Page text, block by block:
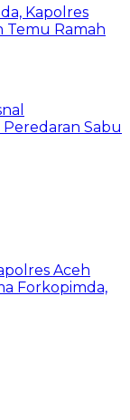
Kapolres
Temu Ramah
Sabu
Aceh
Forkopimda,